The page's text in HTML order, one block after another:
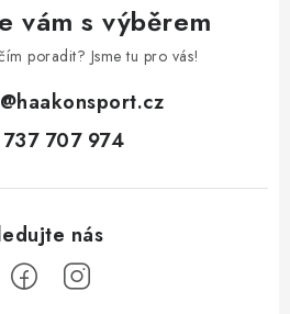
vám s výběrem
poradit? Jsme tu pro vás!
@haakonsport.cz
737 707 974